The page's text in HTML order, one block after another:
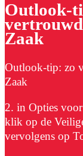
Outlook-
Zaak
Outlook-tip: zo
Zaak
2. in Opties
klik op de
vervolgens op